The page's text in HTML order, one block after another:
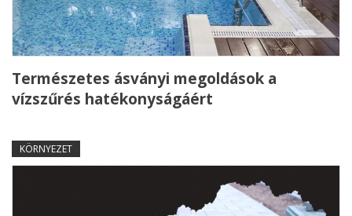
Természetes ásványi megoldások a
vízszűrés hatékonyságáért
KÖRNYEZET